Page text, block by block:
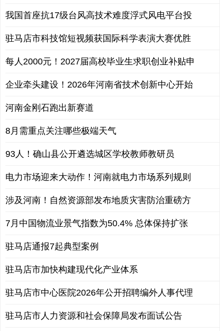
我国首座抗17级台风高技术难度浮式风电平台投
驻马店市科技馆短视频获国际科学表演大赛优胜
每人2000元！2027届高校毕业生求职创业补贴申
企业牵头建设！2026年河南省技术创新中心开始
河南金刚石跑出新赛道
8月需重点关注哪些极端天气
93人！确山县公开遴选城区学校教师教研员
电力市场迎来大动作！河南就电力市场系列规则
涉及河南！自然资源部发布地质灾害防治重磅方
7月中国物流业景气指数为50.4% 总体保持扩张
驻马店通报7起典型案例
驻马店市加快构建现代化产业体系
驻马店市中心医院2026年公开招聘编外人事代理
驻马店市人力资源和社会保障局发布面试公告